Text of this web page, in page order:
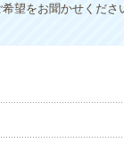
望をお聞かせくだ